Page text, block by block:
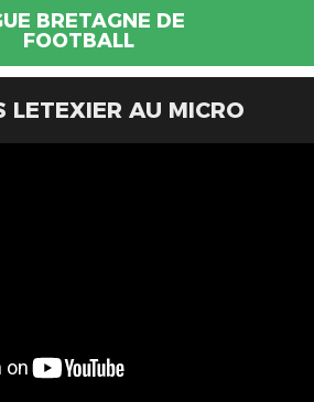
BRETAGNE DE
FOOTBALL
LETEXIER AU MICRO